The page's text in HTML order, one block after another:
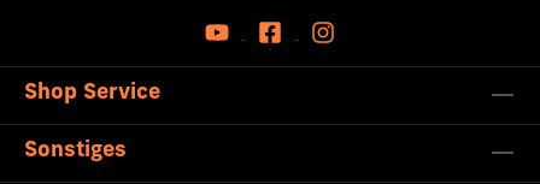
Shop Service
Sonstiges